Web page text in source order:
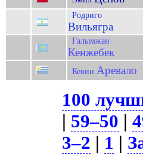
Родриго
Вильягра
Галымжан
Кенжебек
Кевин Аревало
100
| 59–50 |
3–2 | 1 |